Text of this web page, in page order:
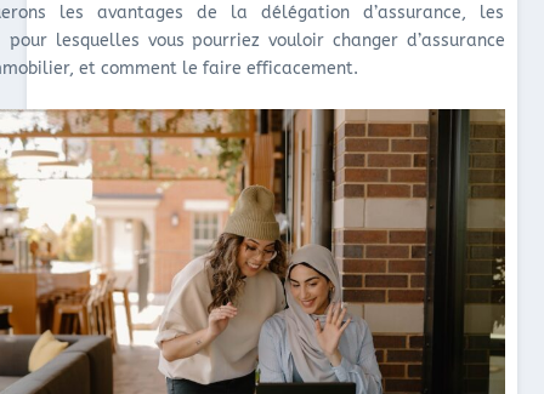
les avantages de la délégation d’assurance, les
pour lesquelles vous pourriez vouloir changer d’assurance
et comment le faire efficacement.